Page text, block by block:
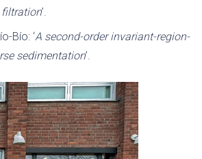
filtration’.
Bío: ‘A second-order invariant-region-
sedimentation’.